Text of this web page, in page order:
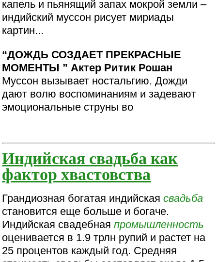
капель и пьянящий запах мокрой земли –
индийский муссон рисует мириады
картин...
“ДОЖДЬ СОЗДАЕТ ПРЕКРАСНЫЕ
МОМЕНТЫ ” Актер Ритик Рошан
Муссон вызывает ностальгию. Дожди
дают волю воспоминаниям и задевают
эмоциональные струны во
Индийская свадьба как
фактор хвастовства
Грандиозная богатая индийскаясвадьба
становится еще больше и богаче.
Индийская свадебнаяпромышленность
оценивается в 1.9 трлн рупий и растет на
25 процентов каждый год. Средняя